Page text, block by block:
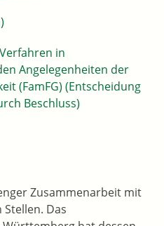
in
Angelegenheiten der
(FamFG) (Entscheidung
Beschluss)
Zusammenarbeit mit
Das